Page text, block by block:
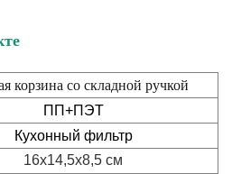
корзина со складной ручкой
ПП+ПЭТ
Кухонный фильтр
16x14,5x8,5 см